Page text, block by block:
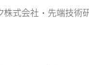
式会社・先端技術